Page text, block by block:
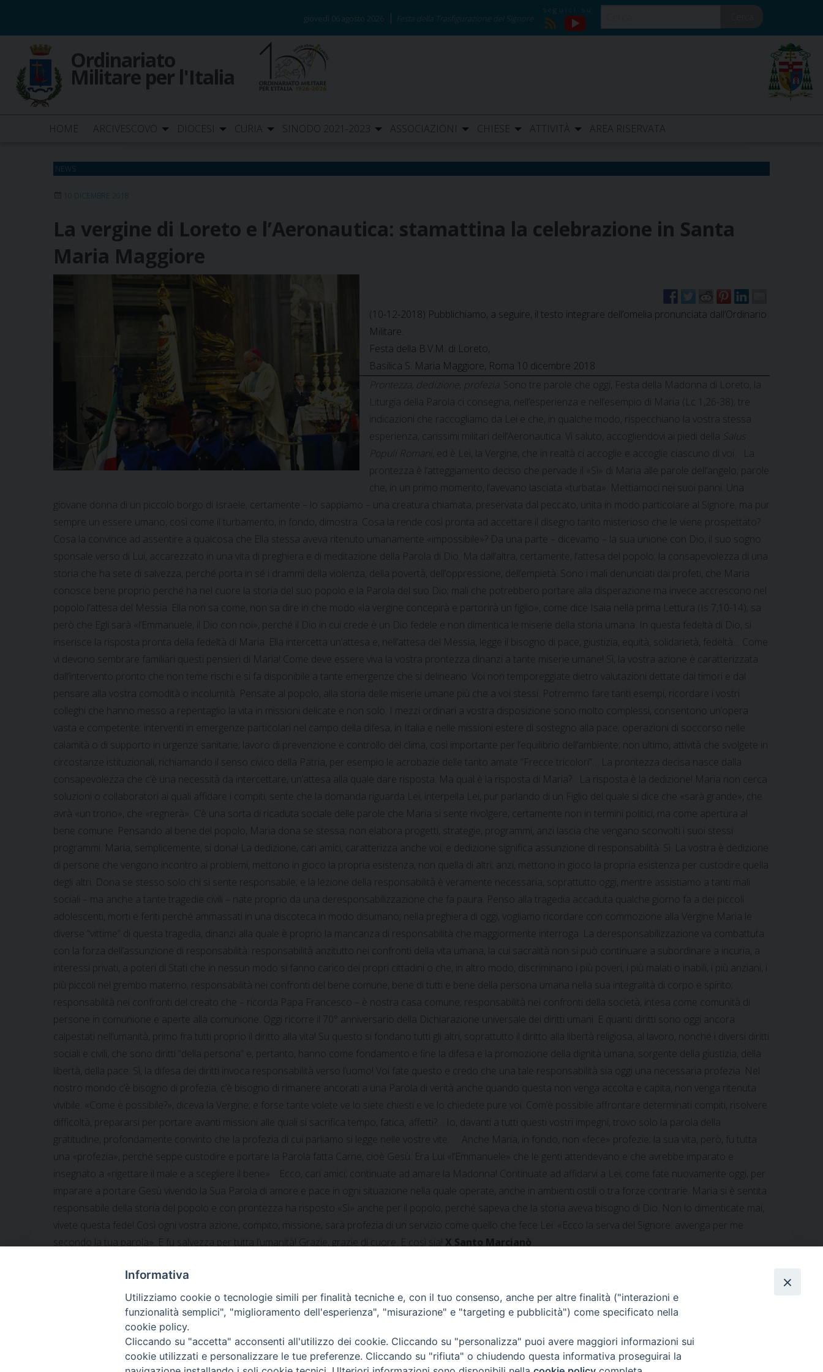
content
giovedì 06 agosto 2026 Festa della Trasfigurazione del Signore
RSS
YouTube
Ordinariato
Militare per l'Italia
HOME ARCIVESCOVO DIOCESI CURIA SINODO 2021-2023 ASSOCIAZIONI CHIESE ATTIVITÀ AREA RISERVATA
NEWS
10 DICEMBRE 2018
La vergine di Loreto e l’Aeronautica: stamattina la celebrazione in Santa
Maria Maggiore
(10-12-2018) Pubblichiamo, a seguire, il testo integrare dell’omelia pronunciata dall’Ordinario
Militare.
Festa della B.V.M. di Loreto,
Basilica S. Maria Maggiore, Roma 10 dicembre 2018
Prontezza, dedizione, profezia
. Sono tre parole che oggi, Festa della Madonna di Loreto, la
Liturgia della Parola ci consegna, nell’esperienza e nell’esempio di Maria (Lc 1,26-38); tre
indicazioni che raccogliamo da Lei e che, in qualche modo, rispecchiano la vostra stessa
esperienza, carissimi militari dell’Aeronautica. Vi saluto, accogliendovi ai piedi della Salus
Populi Romani
, ed è Lei, la Vergine, che in realtà ci accoglie e accoglie ciascuno di voi.
La
prontezza è l’atteggiamento deciso che pervade il «Sì» di Maria alle parole dell’angelo; parole
che, in un primo momento, l’avevano lasciata «turbata». Mettiamoci nei suoi panni. Una
giovane donna di un piccolo borgo di Israele; certamente – lo sappiamo – una creatura chiamata, preservata dal peccato, unita in modo particolare al Signore; ma pur
sempre un essere umano, così come il turbamento, in fondo, dimostra. Cosa la rende così pronta ad accettare il disegno tanto misterioso che le viene prospettato?
Cosa la convince ad assentire a qualcosa che Ella stessa aveva ritenuto umanamente «impossibile»? Da una parte – dicevamo – la sua unione con Dio, il suo sogno
sponsale verso di Lui, accarezzato in una vita di preghiera e di meditazione della Parola di Dio. Ma dall’altra, certamente, l’attesa del popolo; la consapevolezza di una
storia che ha sete di salvezza, perché porta in sé i drammi della violenza, della povertà, dell’oppressione, dell’empietà. Sono i mali denunciati dai profeti, che Maria
conosce bene proprio perché ha nel cuore la storia del suo popolo e la Parola del suo Dio; mali che potrebbero portare alla disperazione ma invece accrescono nel
popolo l’attesa del Messia. Ella non sa come, non sa dire in che modo «la vergine concepirà e partorirà un figlio», come dice Isaia nella prima Lettura (Is 7,10-14); sa
però che Egli sarà «l’Emmanuele, il Dio con noi», perché il Dio in cui crede è un Dio fedele e non dimentica le miserie della storia umana. In questa fedeltà di Dio, si
inserisce la risposta pronta della fedeltà di Maria. Ella intercetta un’attesa e, nell’attesa del Messia, legge il bisogno di pace, giustizia, equità, solidarietà, fedeltà… Come
vi devono sembrare familiari questi pensieri di Maria! Come deve essere viva la vostra prontezza dinanzi a tante miserie umane! Sì, la vostra azione è caratterizzata
dall’intervento pronto che non teme rischi e si fa disponibile a tante emergenze che si delineano. Voi non temporeggiate dietro valutazioni dettate dai timori e dal
pensare alla vostra comodità o incolumità. Pensate al popolo, alla storia delle miserie umane più che a voi stessi. Potremmo fare tanti esempi, ricordare i vostri
colleghi che hanno messo a repentaglio la vita in missioni delicate e non solo. I mezzi ordinari a vostra disposizione sono molto complessi, consentono un’opera
vasta e competente: interventi in emergenze particolari nel campo della difesa, in Italia e nelle missioni estere di sostegno alla pace; operazioni di soccorso nelle
calamità o di supporto in urgenze sanitarie; lavoro di prevenzione e controllo del clima, così importante per l’equilibrio dell’ambiente; non ultimo, attività che svolgete in
circostanze istituzionali, richiamando il senso civico della Patria, per esempio le acrobazie delle tanto amate “Frecce tricolori”… La prontezza decisa nasce dalla
consapevolezza che c’è una necessità da intercettare, un’attesa alla quale dare risposta. Ma qual è la risposta di Maria? La risposta è la dedizione! Maria non cerca
soluzioni o collaboratori ai quali affidare i compiti; sente che la domanda riguarda Lei, interpella Lei, pur parlando di un Figlio del quale si dice che «sarà grande», che
avrà «un trono», che «regnerà». C’è una sorta di ricaduta sociale delle parole che Maria si sente rivolgere, certamente non in termini politici, ma come apertura al
bene comune. Pensando al bene del popolo, Maria dona se stessa; non elabora progetti, strategie, programmi, anzi lascia che vengano sconvolti i suoi stessi
programmi. Maria, semplicemente, si dona! La dedizione, cari amici, caratterizza anche voi; e dedizione significa assunzione di responsabilità. Sì. La vostra è dedizione
di persone che vengono incontro ai problemi, mettono in gioco la propria esistenza, non quella di altri; anzi, mettono in gioco la propria esistenza per custodire quella
degli altri. Dona se stesso solo chi si sente responsabile; e la lezione della responsabilità è veramente necessaria, soprattutto oggi, mentre assistiamo a tanti mali
sociali – ma anche a tante tragedie civili – nate proprio da una deresponsabilizzazione che fa paura. Penso alla tragedia accaduta qualche giorno fa a dei piccoli
adolescenti, morti e feriti perché ammassati in una discoteca in modo disumano; nella preghiera di oggi, vogliamo ricordare con commozione alla Vergine Maria le
diverse “vittime” di questa tragedia, dinanzi alla quale è proprio la mancanza di responsabilità che maggiormente interroga. La deresponsabilizzazione va combattuta
con la forza dell’assunzione di responsabilità: responsabilità anzitutto nei confronti della vita umana, la cui sacralità non si può continuare a subordinare a incuria, a
interessi privati, a poteri di Stati che in nessun modo si fanno carico dei propri cittadini o che, in altro modo, discriminano i più poveri, i più malati o inabili, i più anziani, i
più piccoli nel grembo materno; responsabilità nei confronti del bene comune, bene di tutti e bene della persona umana nella sua integralità di corpo e spirito;
responsabilità nei confronti del creato che – ricorda Papa Francesco – è nostra casa comune; responsabilità nei confronti della società, intesa come comunità di
persone in comunione e aperte alla comunione. Oggi ricorre il 70° anniversario della Dichiarazione universale dei diritti umani. E quanti diritti sono oggi ancora
calpestati nell’umanità, primo fra tutti proprio il diritto alla vita! Su questo si fondano tutti gli altri, soprattutto il diritto alla libertà religiosa, al lavoro, nonché i diversi diritti
sociali e civili, che sono diritti “della persona” e, pertanto, hanno come fondamento e fine la difesa e la promozione della dignità umana, sorgente della giustizia, della
libertà, della pace. Sì, la difesa dei diritti invoca responsabilità verso l’uomo! Voi fate questo e credo che una tale responsabilità sia oggi una necessaria profezia. Nel
nostro mondo c’è bisogno di profezia; c’è bisogno di rimanere ancorati a una Parola di verità anche quando questa non venga accolta e capita, non venga ritenuta
vivibile. «Come è possibile?», diceva la Vergine; e forse tante volete ve lo siete chiesti e ve lo chiedete pure voi. Com’è possibile affrontare determinati compiti, risolvere
difficoltà, prepararsi per portare avanti missioni alle quali si sacrifica tempo, fatica, affetti?… Io, davanti a tutti questi vostri impegni, trovo solo la parola della
gratitudine, profondamente convinto che la profezia di cui parliamo si legge nelle vostre vite. Anche Maria, in fondo, non «fece» profezie; la sua vita, però, fu tutta
una «profezia», perché seppe custodire e portare la Parola fatta Carne, cioè Gesù. Era Lui «l’Emmanuele» che le genti attendevano e che avrebbe imparato e
insegnato a «rigettare il male e a scegliere il bene». Ecco, cari amici; continuate ad amare la Madonna! Continuate ad affidarvi a Lei, come fate nuovamente oggi, per
imparare a portare Gesù vivendo la Sua Parola di amore e pace in ogni situazione nella quale operate, anche in ambienti ostili o tra forze contrarie. Maria si è sentita
responsabile della storia del popolo e con prontezza ha risposto «Sì» anche per il popolo, perché sapeva che la storia aveva bisogno di Dio. Non lo dimenticate mai,
vivete questa fede! Così ogni vostra azione, compito, missione, sarà profezia di un servizio come quello che fece Lei: «Ecco la serva del Signore: avvenga per me
secondo la tua parola». E fu salvezza per tutta l’umanità! Grazie, grazie di cuore. E così sia! X Santo Marcianò
Omelia dell’Ordinario Militare nella Festa di Santa Barbara
Informativa
Utilizziamo cookie o tecnologie simili per finalità tecniche e, con il tuo consenso, anche per altre finalità ("interazioni e
funzionalità semplici", "miglioramento dell'esperienza", "misurazione" e "targeting e pubblicità") come specificato nella
cookie policy.
Cliccando su "accetta" acconsenti all'utilizzo dei cookie. Cliccando su "personalizza" puoi avere maggiori informazioni sui
cookie utilizzati e personalizzare le tue preferenze. Cliccando su "rifiuta" o chiudendo questa informativa proseguirai la